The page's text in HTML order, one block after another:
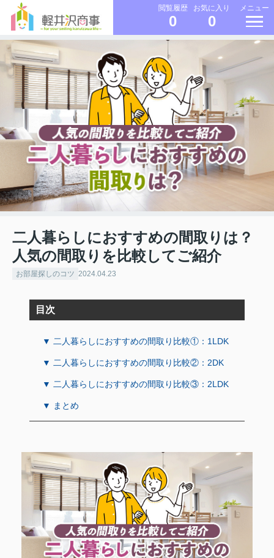
閲覧履歴
0
お気に入り
0
メニュー
二人暮らしにおすすめの間取りは？
人気の間取りを比較してご紹介
お部屋探しのコツ 2024.04.23
目次
▼ 二人暮らしにおすすめの間取り比較①：1LDK
▼ 二人暮らしにおすすめの間取り比較②：2DK
▼ 二人暮らしにおすすめの間取り比較③：2LDK
▼ まとめ